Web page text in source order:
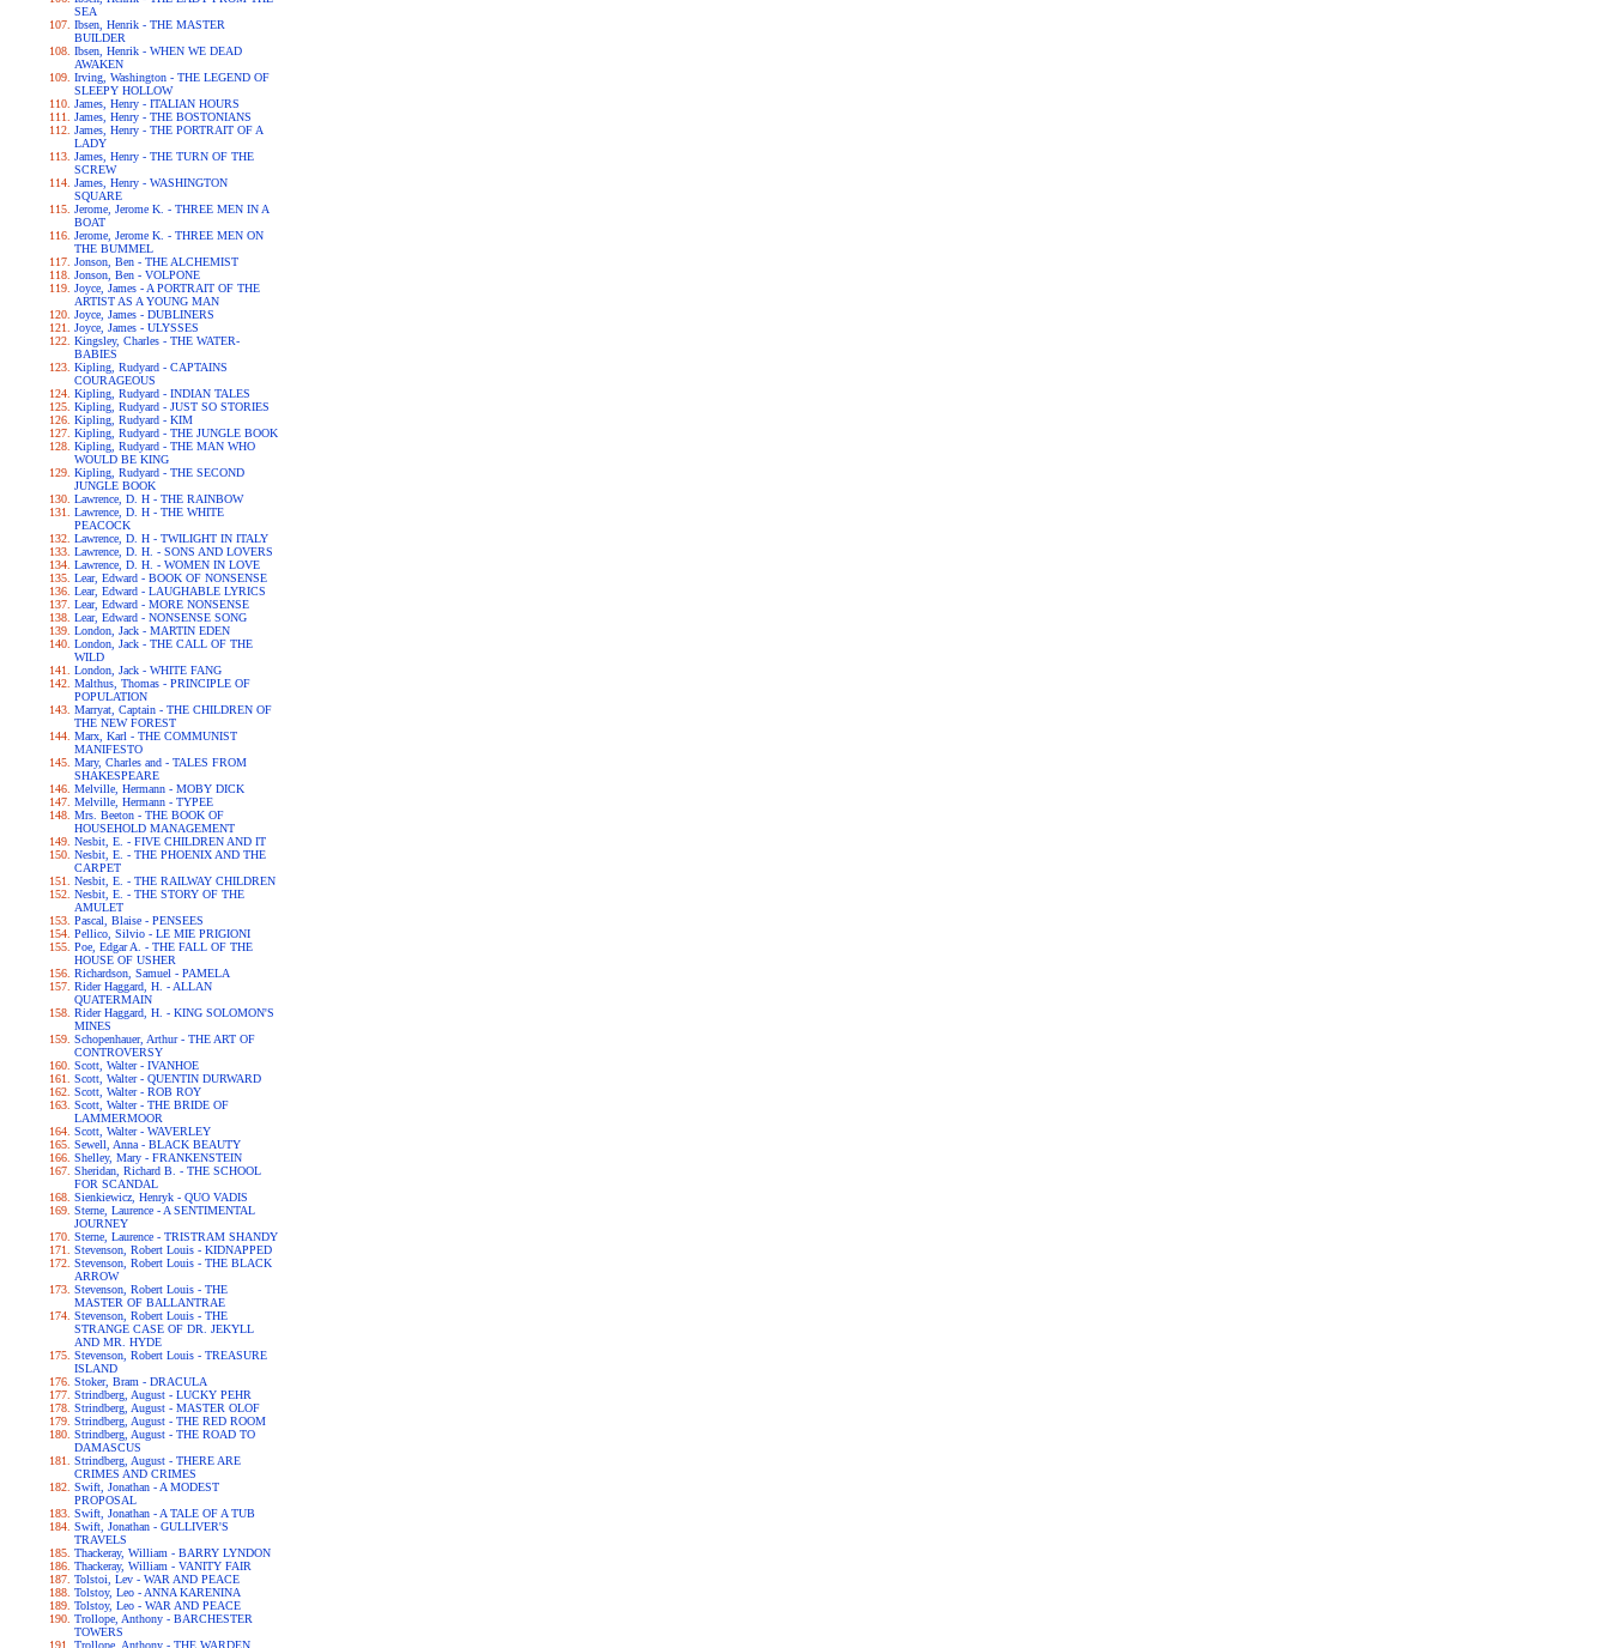
SEA
Ibsen, Henrik - THE MASTER
BUILDER
Ibsen, Henrik - WHEN WE DEAD
AWAKEN
Irving, Washington - THE LEGEND OF
SLEEPY HOLLOW
James, Henry - ITALIAN HOURS
James, Henry - THE BOSTONIANS
James, Henry - THE PORTRAIT OF A
LADY
James, Henry - THE TURN OF THE
SCREW
James, Henry - WASHINGTON
SQUARE
Jerome, Jerome K. - THREE MEN IN A
BOAT
Jerome, Jerome K. - THREE MEN ON
THE BUMMEL
Jonson, Ben - THE ALCHEMIST
Jonson, Ben - VOLPONE
Joyce, James - A PORTRAIT OF THE
ARTIST AS A YOUNG MAN
Joyce, James - DUBLINERS
Joyce, James - ULYSSES
Kingsley, Charles - THE WATER-
BABIES
Kipling, Rudyard - CAPTAINS
COURAGEOUS
Kipling, Rudyard - INDIAN TALES
Kipling, Rudyard - JUST SO STORIES
Kipling, Rudyard - KIM
Kipling, Rudyard - THE JUNGLE BOOK
Kipling, Rudyard - THE MAN WHO
WOULD BE KING
Kipling, Rudyard - THE SECOND
JUNGLE BOOK
Lawrence, D. H - THE RAINBOW
Lawrence, D. H - THE WHITE
PEACOCK
Lawrence, D. H - TWILIGHT IN ITALY
Lawrence, D. H. - SONS AND LOVERS
Lawrence, D. H. - WOMEN IN LOVE
Lear, Edward - BOOK OF NONSENSE
Lear, Edward - LAUGHABLE LYRICS
Lear, Edward - MORE NONSENSE
Lear, Edward - NONSENSE SONG
London, Jack - MARTIN EDEN
London, Jack - THE CALL OF THE
WILD
London, Jack - WHITE FANG
Malthus, Thomas - PRINCIPLE OF
POPULATION
Marryat, Captain - THE CHILDREN OF
THE NEW FOREST
Marx, Karl - THE COMMUNIST
MANIFESTO
Mary, Charles and - TALES FROM
SHAKESPEARE
Melville, Hermann - MOBY DICK
Melville, Hermann - TYPEE
Mrs. Beeton - THE BOOK OF
HOUSEHOLD MANAGEMENT
Nesbit, E. - FIVE CHILDREN AND IT
Nesbit, E. - THE PHOENIX AND THE
CARPET
Nesbit, E. - THE RAILWAY CHILDREN
Nesbit, E. - THE STORY OF THE
AMULET
Pascal, Blaise - PENSEES
Pellico, Silvio - LE MIE PRIGIONI
Poe, Edgar A. - THE FALL OF THE
HOUSE OF USHER
Richardson, Samuel - PAMELA
Rider Haggard, H. - ALLAN
QUATERMAIN
Rider Haggard, H. - KING SOLOMON'S
MINES
Schopenhauer, Arthur - THE ART OF
CONTROVERSY
Scott, Walter - IVANHOE
Scott, Walter - QUENTIN DURWARD
Scott, Walter - ROB ROY
Scott, Walter - THE BRIDE OF
LAMMERMOOR
Scott, Walter - WAVERLEY
Sewell, Anna - BLACK BEAUTY
Shelley, Mary - FRANKENSTEIN
Sheridan, Richard B. - THE SCHOOL
FOR SCANDAL
Sienkiewicz, Henryk - QUO VADIS
Sterne, Laurence - A SENTIMENTAL
JOURNEY
Sterne, Laurence - TRISTRAM SHANDY
Stevenson, Robert Louis - KIDNAPPED
Stevenson, Robert Louis - THE BLACK
ARROW
Stevenson, Robert Louis - THE
MASTER OF BALLANTRAE
Stevenson, Robert Louis - THE
STRANGE CASE OF DR. JEKYLL
AND MR. HYDE
Stevenson, Robert Louis - TREASURE
ISLAND
Stoker, Bram - DRACULA
Strindberg, August - LUCKY PEHR
Strindberg, August - MASTER OLOF
Strindberg, August - THE RED ROOM
Strindberg, August - THE ROAD TO
DAMASCUS
Strindberg, August - THERE ARE
CRIMES AND CRIMES
Swift, Jonathan - A MODEST
PROPOSAL
Swift, Jonathan - A TALE OF A TUB
Swift, Jonathan - GULLIVER'S
TRAVELS
Thackeray, William - BARRY LYNDON
Thackeray, William - VANITY FAIR
Tolstoi, Lev - WAR AND PEACE
Tolstoy, Leo - ANNA KARENINA
Tolstoy, Leo - WAR AND PEACE
Trollope, Anthony - BARCHESTER
TOWERS
Trollope, Anthony - THE WARDEN